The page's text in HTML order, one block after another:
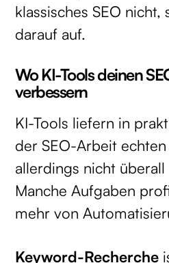
klassisches SEO
darauf auf.
Wo KI-Tools deinen
verbessern
KI-Tools liefern in
der SEO-Arbeit
allerdings nicht
Manche Aufgaben
mehr von
Keyword-Recherche